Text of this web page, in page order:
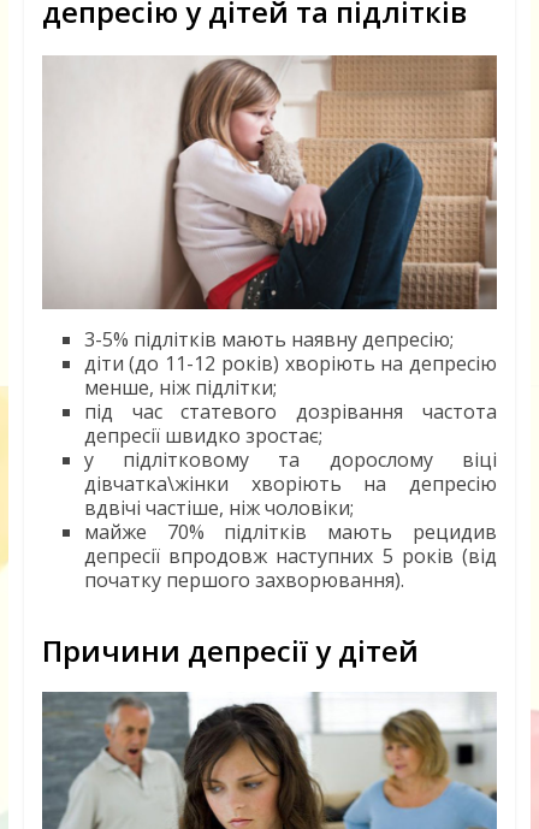
депресію у дітей та підлітків
3-5% підлітків мають наявну депресію;
діти (до 11-12 років) хворіють на депресію
менше, ніж підлітки;
під час статевого дозрівання частота
депресії швидко зростає;
у підлітковому та дорослому віці
дівчатка\жінки хворіють на депресію
вдвічі частіше, ніж чоловіки;
майже 70% підлітків мають рецидив
депресії впродовж наступних 5 років (від
початку першого захворювання).
Причини депресії у дітей